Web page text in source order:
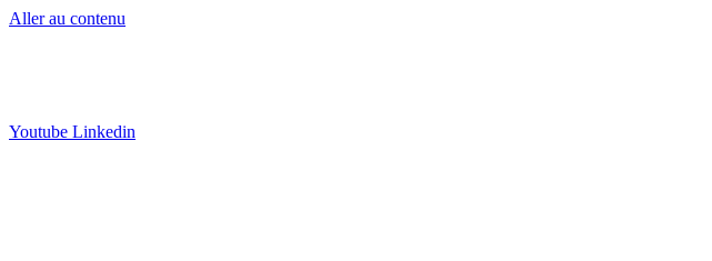
Aller au contenu
Youtube Linkedin